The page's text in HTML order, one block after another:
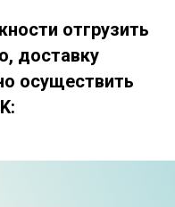
отгрузить
доставку
осуществить